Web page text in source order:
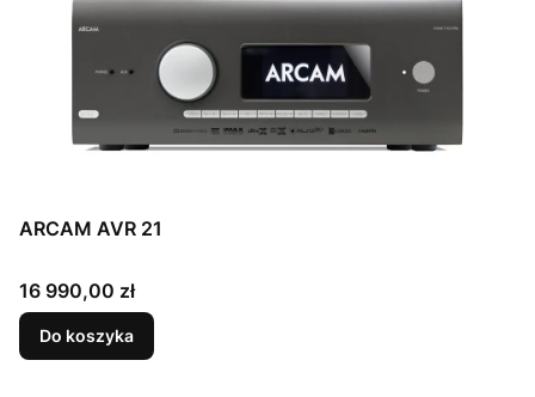
ARCAM AVR 21
Cena
16 990,00 zł
Do koszyka